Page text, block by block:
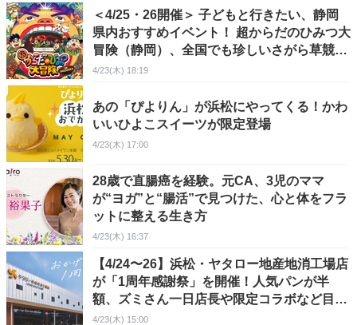
＜4/25・26開催＞ 子どもと行きたい、静岡
県内おすすめイベント！ 超からだのひみつ大
冒険（静岡）、全国でも珍しいさがら草競馬
（牧之原）、ミートフェス「肉祭」（三島）
4/23(木) 18:19
あの「ぴよりん」が浜松にやってくる！かわ
いいひよこスイーツが限定登場
4/23(木) 17:00
28歳で直腸癌を経験。元CA、3児のママ
が“ヨガ”と“腸活”で見つけた、心と体をフラ
ットに整える生き方
4/23(木) 16:37
​【4/24〜26】浜松・ヤタロー地産地消工場店
が「1周年感謝祭」を開催！人気パンが半
額、ズミさん一日店長や限定コラボなど目玉
企画が満載の3日間！
4/23(木) 15:00